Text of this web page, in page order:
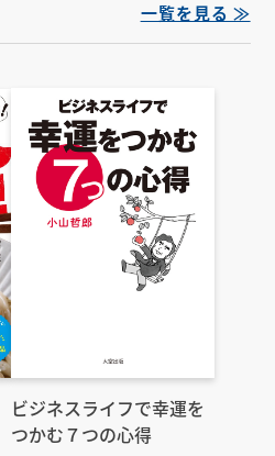
一覧を見る ≫
ビジネスライフで幸運を
つかむ７つの心得